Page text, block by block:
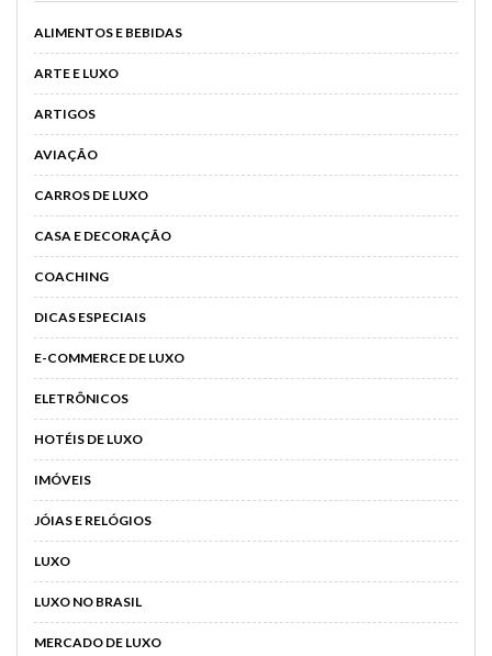
ALIMENTOS E BEBIDAS
ARTE E LUXO
ARTIGOS
AVIAÇÃO
CARROS DE LUXO
CASA E DECORAÇÃO
COACHING
DICAS ESPECIAIS
E-COMMERCE DE LUXO
ELETRÔNICOS
HOTÉIS DE LUXO
IMÓVEIS
JÓIAS E RELÓGIOS
LUXO
LUXO NO BRASIL
MERCADO DE LUXO